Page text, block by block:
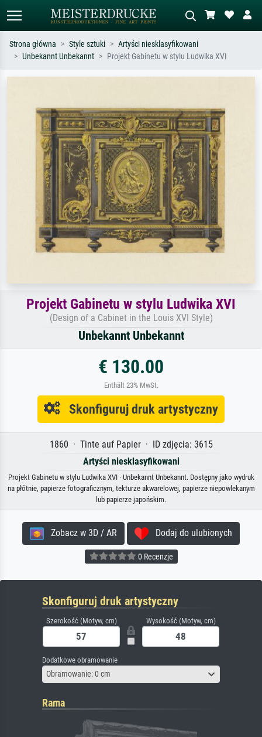
impresjonizm, fala Hokusaia, akt.
stojący akt obok drzewa.
Strona główna Style sztuki
Artyści niesklasyfikowani
Unbekannt Unbekannt
Projekt Gabinetu w stylu Ludwika XVI
Projekt Gabinetu w stylu Ludwika XVI
(Design of a Cabinet in the Louis XVI Style)
Unbekannt Unbekannt
€ 130.00
Enthält 23% MwSt.
Skonfiguruj druk artystyczny
1860 · Tinte auf Papier · ID zdjęcia: 3615
Artyści niesklasyfikowani
Projekt Gabinetu w stylu Ludwika XVI · Unbekannt Unbekannt. Dostępny jako wydruk
na płótnie, papierze fotograficznym, tekturze akwarelowej, papierze niepowlekanym
lub papierze japońskim.
Zobacz w 3D / AR Dodaj do ulubionych
0 Recenzje
Skonfiguruj druk artystyczny
Szerokość (Motyw, cm) Wysokość (Motyw, cm)
Dodatkowe obramowanie
Obramowanie: 0 cm
Rama